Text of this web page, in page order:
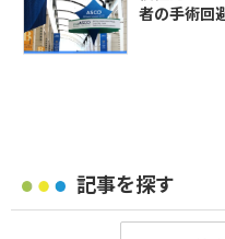
者の手術回
記事を探す